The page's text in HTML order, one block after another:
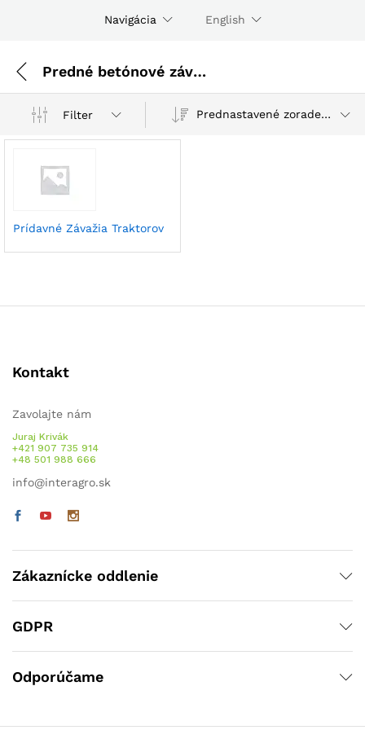
Navigácia English
Predné betónové závažie na PTZ
Filter Prednastavené zoradenie
Prídavné Závažia Traktorov
Kontakt
Zavolajte nám
Juraj Krivák
+421 907 735 914
+48 501 988 666
info@interagro.sk
Zákaznícke oddlenie
GDPR
Odporúčame